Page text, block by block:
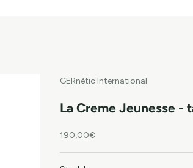
GERnétic International
La Creme Jeunesse -
REA-pris
190,00€